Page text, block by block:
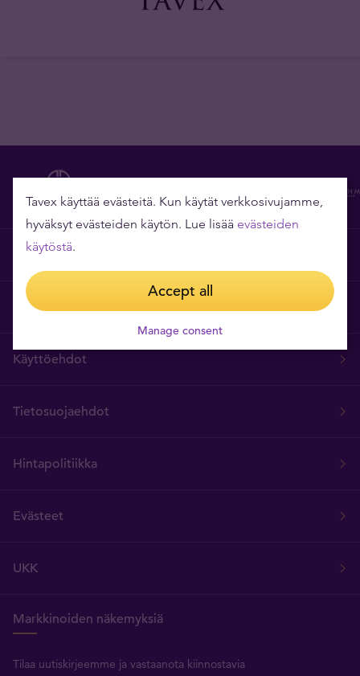
Tavexin yritystiedot
Tavexista
Käyttöehdot
Tietosuojaehdot
Hintapolitiikka
Evästeet
UKK
Markkinoiden näkemyksiä
Tilaa uutiskirjeemme ja vastaanota kiinnostavia
Tavex käyttää evästeitä. Kun käytät verkkosivujamme,
hyväksyt evästeiden käytön. Lue lisää evästeiden
käytöstä.
Accept all
Manage consent